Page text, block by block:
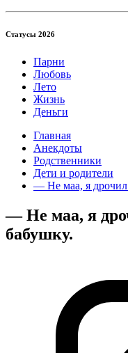
Статуcы 2026
Парни
Любовь
Лето
Жизнь
Деньги
Главная
Анекдоты
Родственники
Дети и родители
— Не маа, я дрочил
— Не маа, я
бабушку.